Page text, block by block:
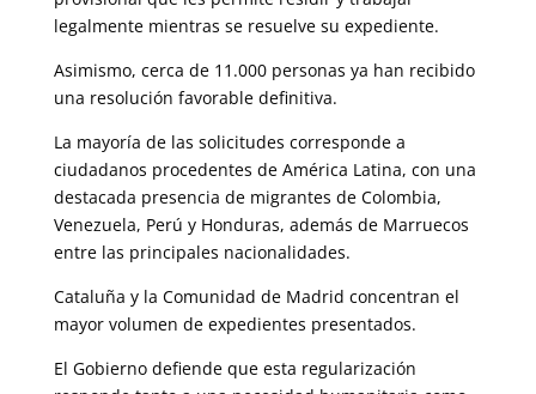
legalmente mientras se resuelve su expediente.
Asimismo, cerca de 11.000 personas ya han recibido
una resolución favorable definitiva.
La mayoría de las solicitudes corresponde a
ciudadanos procedentes de América Latina, con una
destacada presencia de migrantes de Colombia,
Venezuela, Perú y Honduras, además de Marruecos
entre las principales nacionalidades.
Cataluña y la Comunidad de Madrid concentran el
mayor volumen de expedientes presentados.
El Gobierno defiende que esta regularización